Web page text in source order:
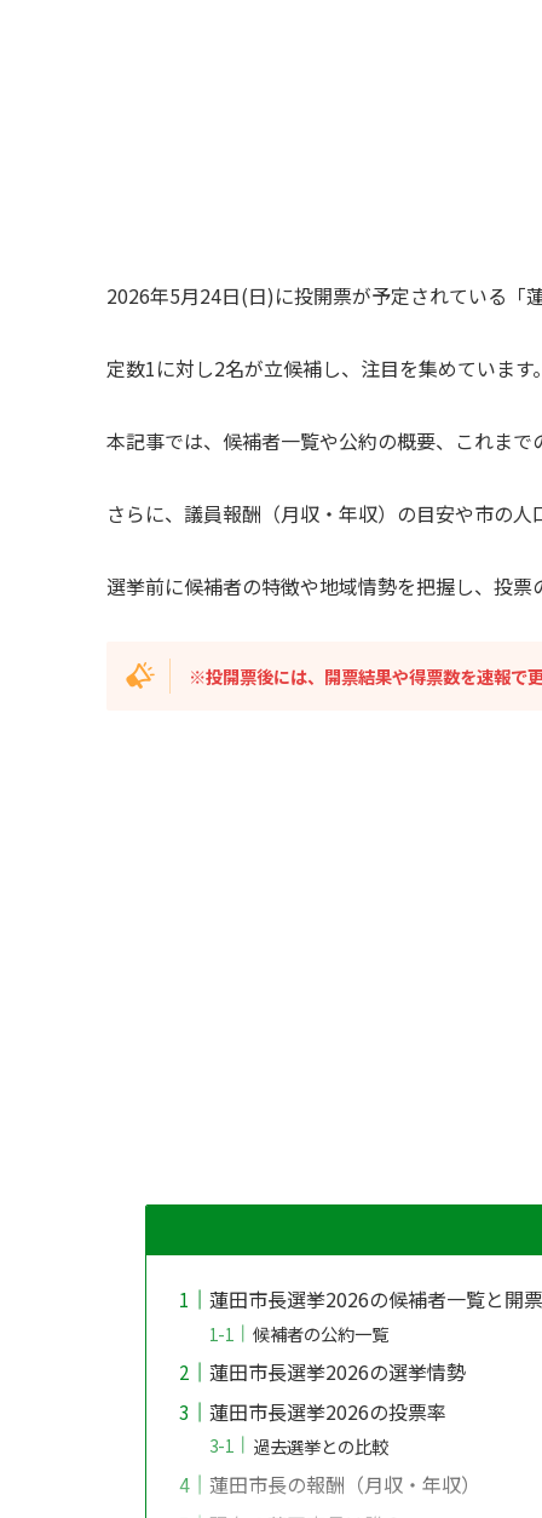
2026年5月24日(日)に投開票が予定されている「
定数1に対し2名が立候補し、注目を集めています。
本記事では、候補者一覧や公約の概要、これまで
さらに、議員報酬（月収・年収）の目安や市の人
選挙前に候補者の特徴や地域情勢を把握し、投票
※投開票後には、開票結果や得票数を速報で更
蓮田市長選挙2026の候補者一覧と開
候補者の公約一覧
蓮田市長選挙2026の選挙情勢
蓮田市長選挙2026の投票率
過去選挙との比較
蓮田市長の報酬（月収・年収）